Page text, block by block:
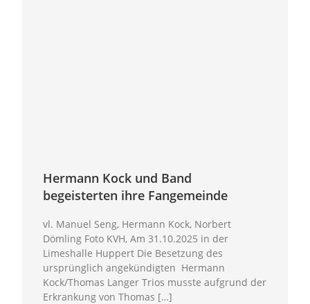
Hermann Kock und Band
begeisterten ihre Fangemeinde
vl. Manuel Seng, Hermann Kock, Norbert
Dömling Foto KVH, Am 31.10.2025 in der
Limeshalle Huppert Die Besetzung des
ursprünglich angekündigten Hermann
Kock/Thomas Langer Trios musste aufgrund der
Erkrankung von Thomas […]